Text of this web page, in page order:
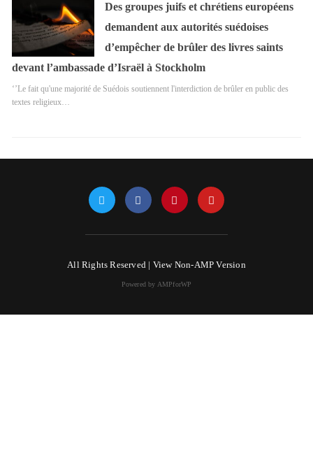
Des groupes juifs et chrétiens européens
demandent aux autorités suédoises
d’empêcher de brûler des livres saints
devant l’ambassade d’Israël à Stockholm
‘’Le fait qu'une majorité de Suédois soutiennent l'interdiction de brûler en public des
textes religieux…
All Rights Reserved | View Non-AMP Version
Powered by AMPforWP